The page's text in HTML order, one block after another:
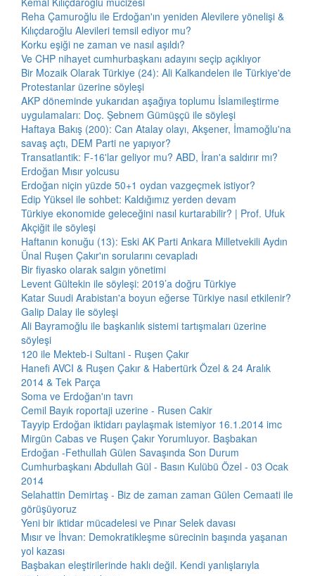
Reha Çamuroğlu ile Erdoğan'ın yeniden Alevilere yönelişi &
Kılıçdaroğlu Alevileri temsil ediyor mu?
Korku eşiği ne zaman ve nasıl aşıldı?
Ve CHP nihayet cumhurbaşkanı adayını seçip açıklıyor
Bir Mozaik Olarak Türkiye (24): Ali Kalkandelen ile Türkiye'de
Protestanlar üzerine söyleşi
AKP döneminde yukarıdan aşağıya toplumu İslamileştirme
uygulamaları: Doç. Şebnem Gümüşçü ile söyleşi
Haftaya Bakış (200): Can Atalay olayı, Akşener, İmamoğlu'na
savaş açtı, DEM Parti ne yapıyor?
Transatlantik: F-16'lar geliyor mu? ABD, İran'a saldırır mı?
Erdoğan Mısır yolcusu
Erdoğan niçin yüzde 50+1 oydan vazgeçmek istiyor?
Edip Yüksel ile sohbet: Kaldığımız yerden devam
Türkiye ekonomide geleceğini nasıl kurtarabilir? | Prof. Ufuk
Akçiğit ile söyleşi
Haftanın konuğu (13): Eski AK Parti Ankara Milletvekili Aydın
Ünal Ruşen Çakır'ın sorularını cevapladı
Bir fiyasko olarak salgın yönetimi
Levent Gültekin ile söyleşi: 2019’a doğru Türkiye
Katar Suudi Arabistan'a boyun eğerse Türkiye nasıl etkilenir?
Galip Dalay ile söyleşi
Ali Bayramoğlu ile başkanlık sistemi tartışmaları üzerine
söyleşi
120 ile Mekteb-i Sultani - Ruşen Çakır
Hanefi AVCI & Ruşen Çakır & Habertürk Özel & 24 Aralık
2014 & Tek Parça
Soma ve Erdoğan'ın tavrı
Cemil Bayık roportaji uzerine - Rusen Cakir
Tayyip Erdoğan iktidarı paylaşmak istemiyor 16.1.2014 imc
Mirgün Cabas ve Ruşen Çakır Yorumluyor. Başbakan
Erdoğan -Fethullah Gülen Savaşında Son Durum
Cumhurbaşkanı Abdullah Gül - Basın Kulübü Özel - 03 Ocak
2014
Selahattin Demirtaş - Biz de zaman zaman Gülen Cemaati ile
görüşüyoruz
Yeni bir iktidar mücadelesi ve Pınar Selek davası
Mısır ve İhvan: Demokratikleşme sürecinin başında yaşanan
yol kazası
Başbakan eleştirilerinde haklı değil. Kendi yanlışlarıyla